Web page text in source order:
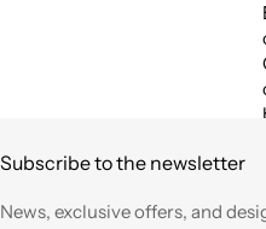
Subscribe to the newsletter
News, exclusive offers, and